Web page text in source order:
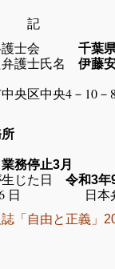
弁護士会千葉
護士氏名 伊藤
22115
区中央4－10－
事務所
業務停止3月
生じた日令和3年
6 日 日本弁
「自由と正義」